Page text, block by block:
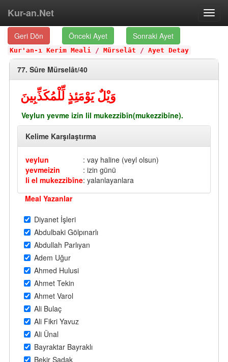
Kur-an.Net
Geri Dön Önceki Ayet Sonraki Ayet
Kur'an-ı Kerim Meali / Mürselât / Ayet Detay
77. Sûre Mürselât/40
وَيْلٌ يَوْمَئِذٍ لِّلْمُكَذِّبِينَ
Veylun yevme izin lil mukezzibîn(mukezzibîne).
Kelime Karşılaştırma
veylun
: vay haline (veyl olsun)
yevmeizin
: izin günü
li el mukezzibîne: yalanlayanlara
Meal Yazanlar
Diyanet İşleri
Abdulbaki Gölpınarlı
Abdullah Parlıyan
Adem Uğur
Ahmed Hulusi
Ahmet Tekin
Ahmet Varol
Ali Bulaç
Ali Fikri Yavuz
Ali Ünal
Bayraktar Bayraklı
Bekir Sadak